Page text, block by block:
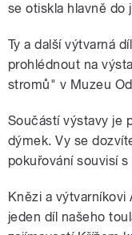
se otiskla hlavně do
Ty a další výtvarná
prohlédnout na
stromů" v Muzeu
Součástí výstavy je
dýmek. Vy se
pokuřování souvisí
Knězi a výtvarníkovi
jeden díl našeho